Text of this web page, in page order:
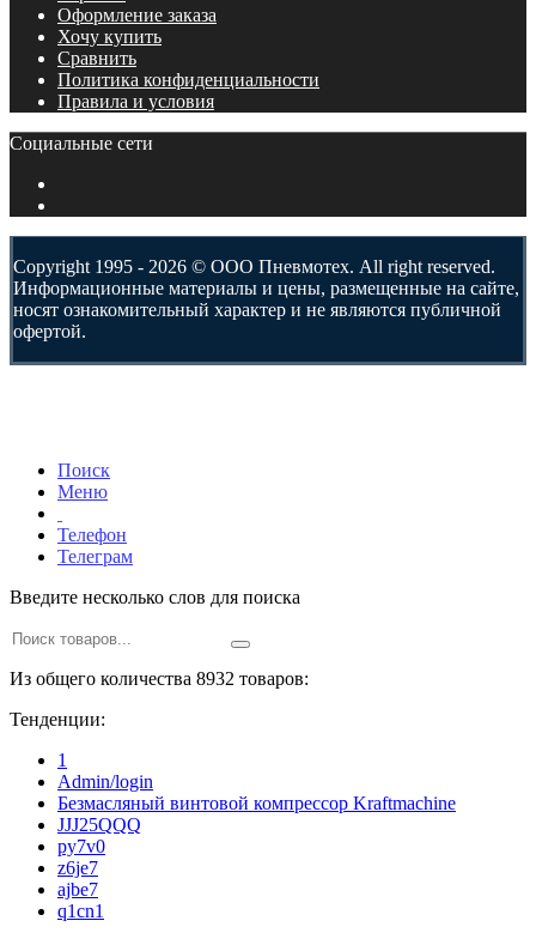
Оформление заказа
Хочу купить
Сравнить
Политика конфиденциальности
Правила и условия
Социальные сети
Copyright 1995 - 2026 © ООО Пневмотех. All right reserved.
Информационные материалы и цены, размещенные на сайте,
носят ознакомительный характер и не являются публичной
офертой.
Поиск
Меню
Телефон
Телеграм
Введите несколько слов для поиска
Из общего количества 8932 товаров:
Тенденции:
1
Admin/login
Безмасляный винтовой компрессор Kraftmaсhine
JJJ25QQQ
py7v0
z6je7
ajbe7
q1cn1